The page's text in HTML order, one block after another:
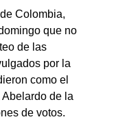
Colombia,
que no
de las
por la
como el
de la
de votos.